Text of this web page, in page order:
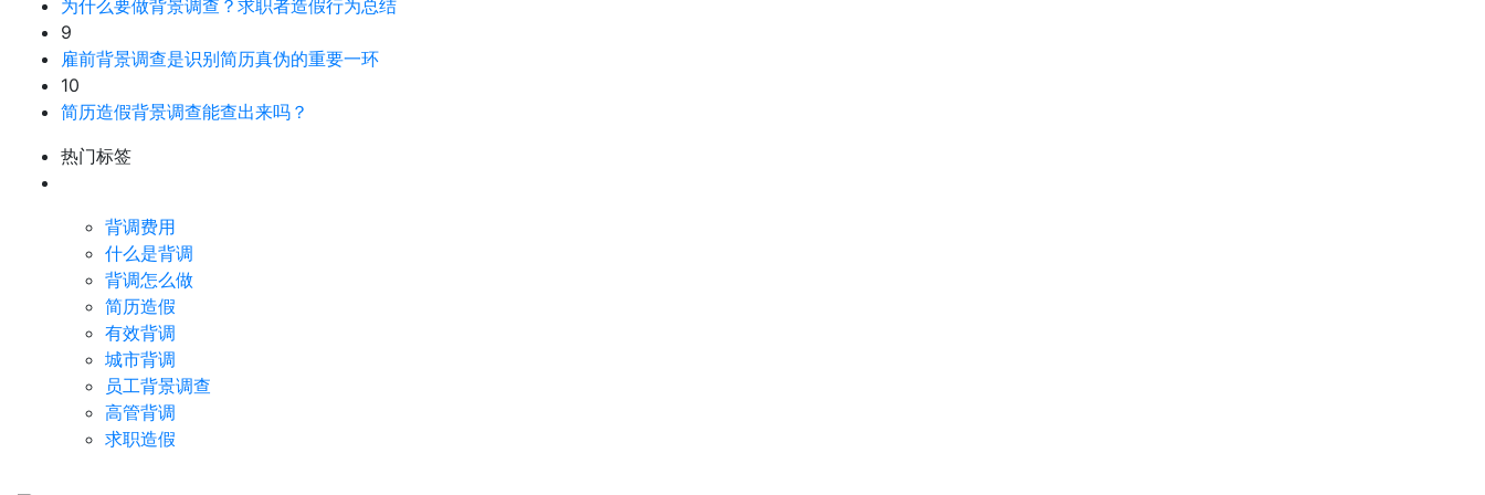
为什么要做背景调查？求职者造假行为总结
9
雇前背景调查是识别简历真伪的重要一环
10
简历造假背景调查能查出来吗？
热门标签
背调费用
什么是背调
背调怎么做
简历造假
有效背调
城市背调
员工背景调查
高管背调
求职造假